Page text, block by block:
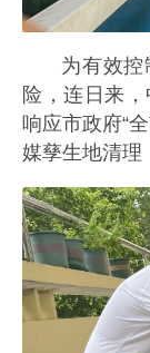
为有效
险，连日来
响应市政府“
媒孳生地清理